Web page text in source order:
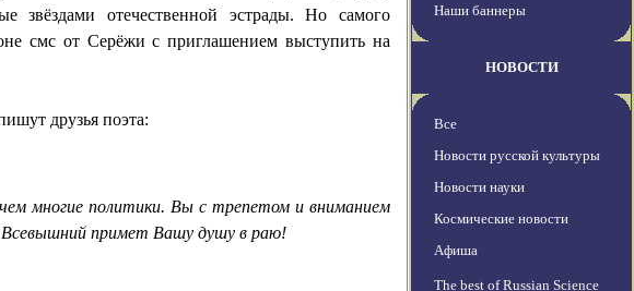
звёздами отечественной эстрады. Но самого
смсот Серёжи с приглашением выступить на
друзья поэта:
многие политики. Вы с трепетом и вниманием
примет Вашу душу в раю!
Наши баннеры
НОВОСТИ
Все
Новости русской культуры
Новости науки
Космические новости
Афиша
The best of Russian Science